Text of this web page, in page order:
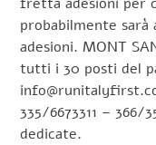
probabilmente sarà
adesioni. MONT
tutti i 30 posti del
335/6673311 – 366/
dedicate.